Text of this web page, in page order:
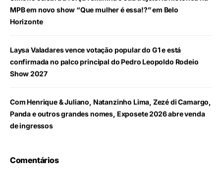
MPB em novo show “Que mulher é essa!?” em Belo
Horizonte
Laysa Valadares vence votação popular do G1 e está
confirmada no palco principal do Pedro Leopoldo Rodeio
Show 2027
Com Henrique & Juliano, Natanzinho Lima, Zezé di Camargo,
Panda e outros grandes nomes, Exposete 2026 abre venda
de ingressos
Comentários